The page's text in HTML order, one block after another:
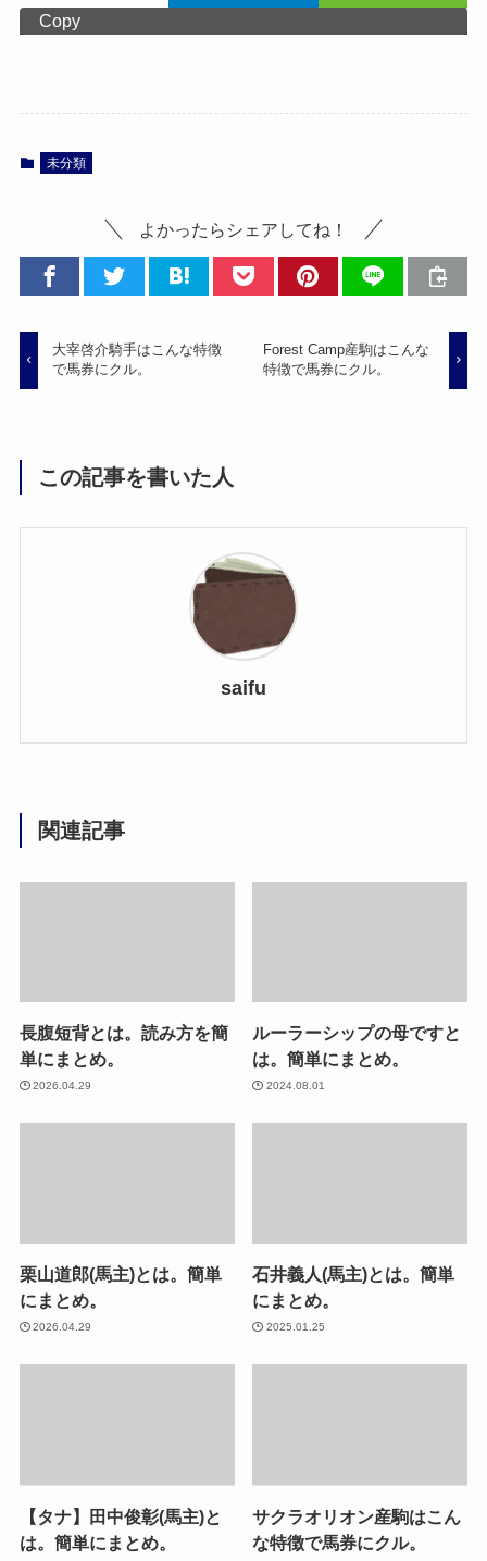
Copy
未分類
よかったらシェアしてね！
大宰啓介騎手はこんな特徴
で馬券にクル。
Forest Camp産駒はこんな
特徴で馬券にクル。
この記事を書いた人
saifu
関連記事
長腹短背とは。読み方を簡
単にまとめ。
2026.04.29
ルーラーシップの母ですと
は。簡単にまとめ。
2024.08.01
栗山道郎(馬主)とは。簡単
にまとめ。
2026.04.29
石井義人(馬主)とは。簡単
にまとめ。
2025.01.25
【タナ】田中俊彰(馬主)と
は。簡単にまとめ。
サクラオリオン産駒はこん
な特徴で馬券にクル。